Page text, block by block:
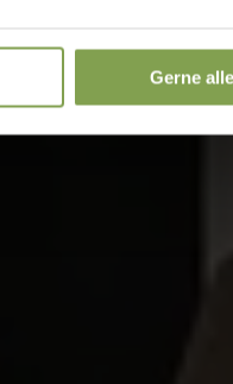
Gerne